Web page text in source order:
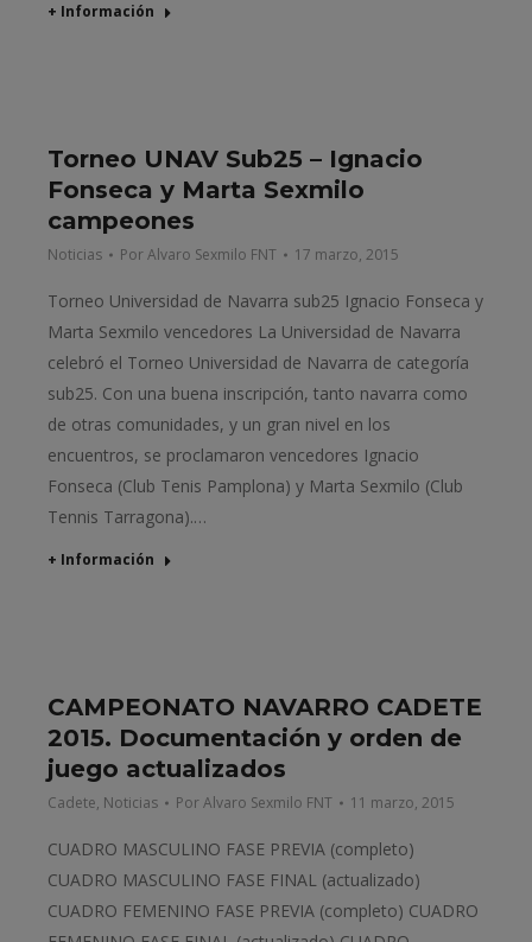
+ Información
Torneo UNAV Sub25 – Ignacio
Fonseca y Marta Sexmilo
campeones
Noticias PorAlvaro Sexmilo FNT 17 marzo, 2015
Torneo Universidad de Navarra sub25 Ignacio Fonseca y
Marta Sexmilo vencedores La Universidad de Navarra
celebró el Torneo Universidad de Navarra de categoría
sub25. Con una buena inscripción, tanto navarra como
de otras comunidades, y un gran nivel en los
encuentros, se proclamaron vencedores Ignacio
Fonseca (Club Tenis Pamplona) y Marta Sexmilo (Club
Tennis Tarragona).…
+ Información
CAMPEONATO NAVARRO CADETE
2015. Documentación y orden de
juego actualizados
Cadete, Noticias PorAlvaro Sexmilo FNT 11 marzo, 2015
CUADRO MASCULINO FASE PREVIA (completo)
CUADRO MASCULINO FASE FINAL (actualizado)
CUADRO FEMENINO FASE PREVIA (completo) CUADRO